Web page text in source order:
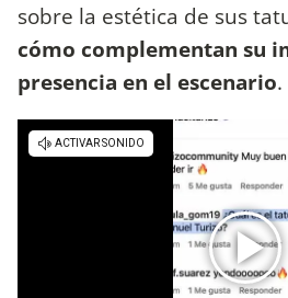
sobre la estética de sus
cómo complementan su
presencia en el escenario.